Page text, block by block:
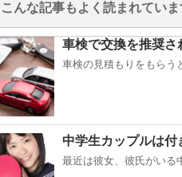
こんな記事もよく読まれていま
車検で交換を推奨さ
車検の見積もりをもらう
中学生カップルは
最近は彼女、彼氏がいる